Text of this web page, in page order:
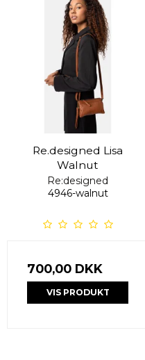
Re.designed Lisa
Walnut
Re:designed
4946-walnut
700,00 DKK
VIS PRODUKT